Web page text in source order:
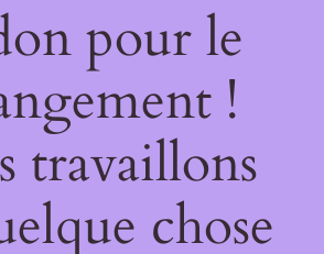
pour le
!
travaillons
chose